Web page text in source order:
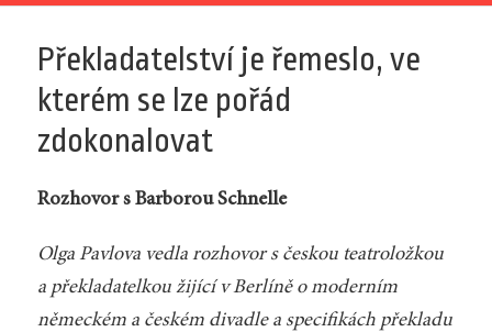
Překladatelství je řemeslo, ve
kterém se lze pořád
zdokonalovat
Rozhovor s Barborou Schnelle
Olga Pavlova vedla rozhovor s českou teatroložkou
a překladatelkou žijící v Berlíně o moderním
německém a českém divadle a specifikách překladu